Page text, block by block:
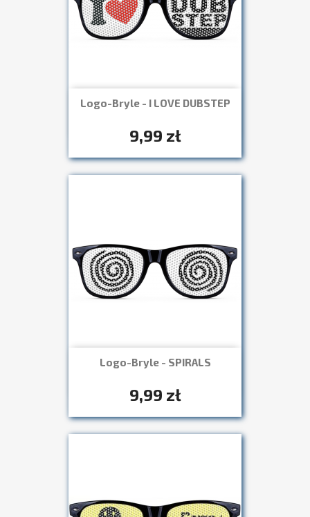
Logo-Bryle - I LOVE DUBSTEP
9,99 zł
Szybki podgląd
Logo-Bryle - SPIRALS
9,99 zł
Szybki podgląd